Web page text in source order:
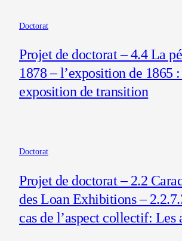
Doctorat
Projet de doctorat – 4.4 La
1878 – l’exposition de 1865
exposition de transition
Doctorat
Projet de doctorat – 2.2
des Loan Exhibitions –
cas de l’aspect collectif: Les